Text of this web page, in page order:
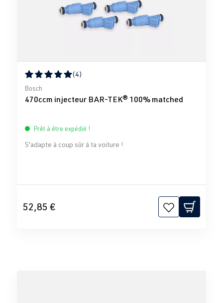
Note moyenne de 5 sur 5 étoiles
(4)
Bosch
470ccm injecteur BAR-TEK® 100% matched
Prêt à être expédié !
S'adapte à coup sûr à ta voiture !
52,85 €